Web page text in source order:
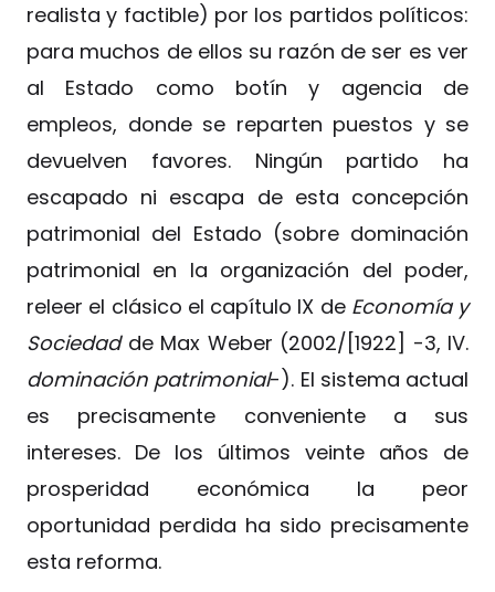
realista y factible) por los partidos políticos:
para muchos de ellos su razón de ser es ver
al Estado como botín y agencia de
empleos, donde se reparten puestos y se
devuelven favores. Ningún partido ha
escapado ni escapa de esta concepción
patrimonial del Estado (sobre dominación
patrimonial en la organización del poder,
releer el clásico el capítulo IX de Economía y
Sociedadde Max Weber (2002/[1922] -3, IV.
dominación patrimonial-). El sistema actual
es precisamente conveniente a sus
intereses. De los últimos veinte años de
prosperidad económica la peor
oportunidad perdida ha sido precisamente
esta reforma.